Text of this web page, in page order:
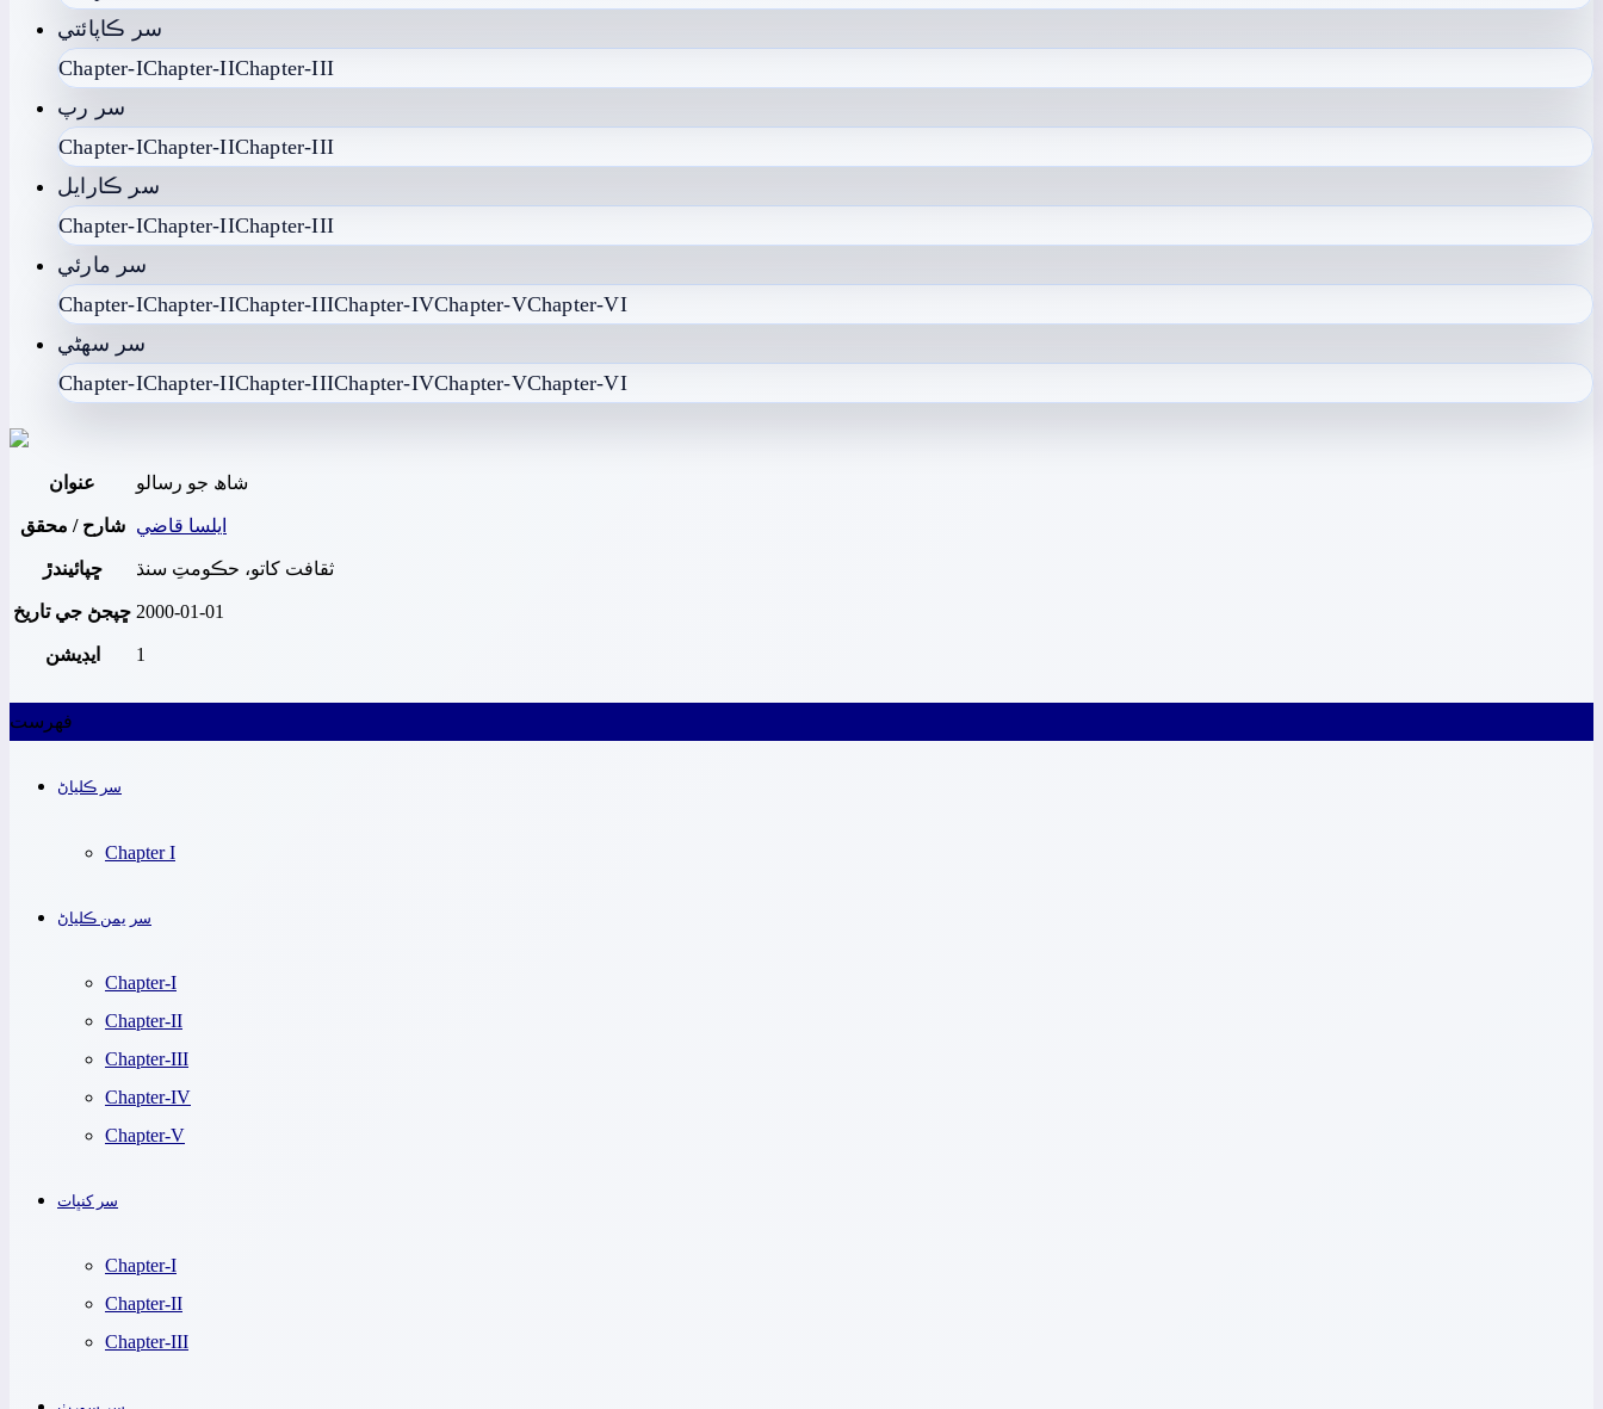
سر ڪاپائتي
Chapter-IChapter-IIChapter-III
سر رپ
Chapter-IChapter-IIChapter-III
سر ڪارايل
Chapter-IChapter-IIChapter-III
سر مارئي
Chapter-IChapter-IIChapter-IIIChapter-IVChapter-VChapter-VI
سر سھڻي
Chapter-IChapter-IIChapter-IIIChapter-IVChapter-VChapter-VI
عنوان شاھ جو رسالو
شارح / محقق ايلسا قاضي
ڇپائيندڙ ثقافت کاتو، حڪومتِ سنڌ
ڇپجڻ جي تاريخ 2000-01-01
ايڊيشن 1
فھرست
سر ڪلياڻ
Chapter I
سر يمن ڪلياڻ
Chapter-I
Chapter-II
Chapter-III
Chapter-IV
Chapter-V
سر کنڀات
Chapter-I
Chapter-II
Chapter-III